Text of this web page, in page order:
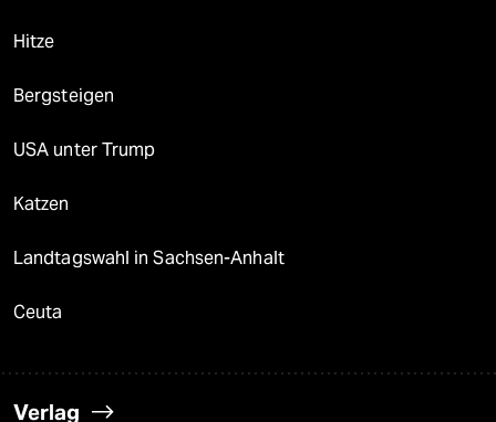
Hitze
Bergsteigen
USA unter Trump
Katzen
Landtagswahl in Sachsen-Anhalt
Ceuta
Verlag